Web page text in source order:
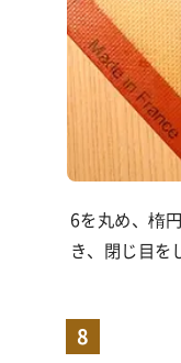
6を丸め、楕
き、閉じ目を
8